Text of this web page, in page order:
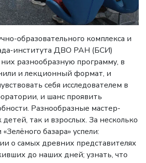
образовательного комплекса и
института ДВО РАН (БСИ)
разнообразную программу, в
и лекционный формат, и
себя исследователем в
и шанс проявить
Разнообразные мастер-
так и взрослых. За несколько
базара» успели:
о самых древних представителях
до наших дней; узнать, что